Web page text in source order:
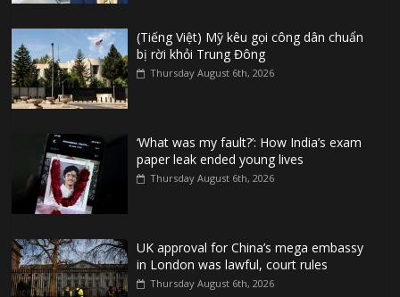
(Tiếng Việt) Mỹ kêu gọi công dân chuẩn
bị rời khỏi Trung Đông
Thursday August 6th, 2026
‘What was my fault?’: How India’s exam
paper leak ended young lives
Thursday August 6th, 2026
UK approval for China’s mega embassy
in London was lawful, court rules
Thursday August 6th, 2026